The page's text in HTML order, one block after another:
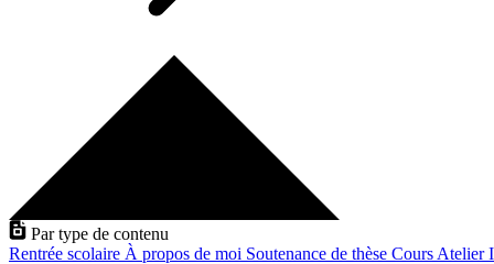
Par type de contenu
Rentrée scolaire À propos de moi Soutenance de thèse Cours Atelier